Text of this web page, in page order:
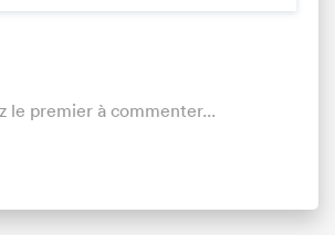
le premier à commenter...